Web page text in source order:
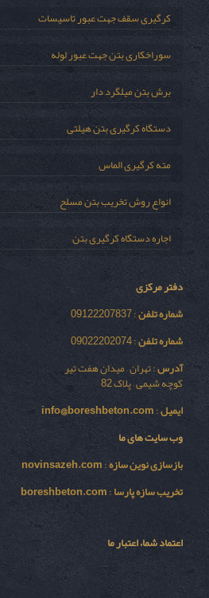
کرگیری سقف جهت عبور تاسیسات
سوراخکاری بتن جهت عبور لوله
برش بتن میلگرد دار
دستگاه کرگیری بتن هیلتی
مته کرگیری الماس
انواع روش تخریب بتن مسلح
اجاره دستگاه کرگیری بتن
دفتر مرکزی
شماره تلفن: 09122207837
شماره تلفن: 09022202074
آدرس: تهران – میدان هفت تیر
کوچه شیمی – پلاک 82
ایمیل:
info@boreshbeton.com
وب سایت های ما
بازسازی نوين سازه:
novinsazeh.com
تخریب سازه پارسا:
boreshbeton.com
اعتماد شما، اعتبار ما